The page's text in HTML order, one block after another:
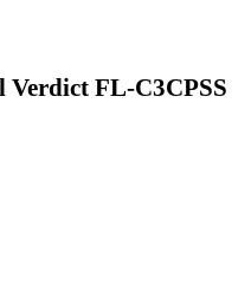
Verdict FL-C3CPSS